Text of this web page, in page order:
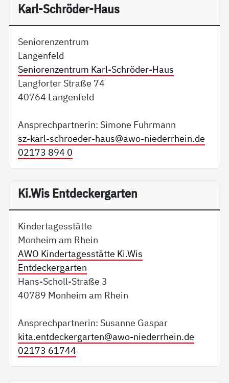
Karl-Schröder-Haus
Seniorenzentrum
Langenfeld
Seniorenzentrum Karl-Schröder-Haus
Langforter Straße 74
40764 Langenfeld
Ansprechpartnerin: Simone Fuhrmann
sz-karl-schroeder-haus@awo-niederrhein.de
02173 894 0
Ki.Wis Entdeckergarten
Kindertagesstätte
Monheim am Rhein
AWO Kindertagesstätte Ki.Wis
Entdeckergarten
Hans-Scholl-Straße 3
40789 Monheim am Rhein
Ansprechpartnerin: Susanne Gaspar
kita.entdeckergarten@awo-niederrhein.de
02173 61744